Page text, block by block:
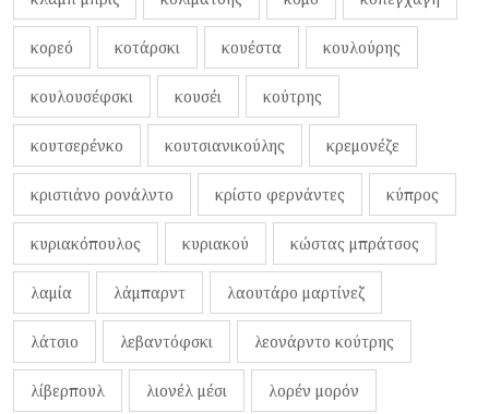
κορεό κοτάρσκι κουέστα κουλούρης
κουλουσέφσκι κουσέι κούτρης
κουτσερένκο κουτσιανικούλης κρεμονέζε
κριστιάνο ρονάλντο κρίστο φερνάντες κύπρος
κυριακόπουλος κυριακού κώστας μπράτσος
λαμία λάμπαρντ λαουτάρο μαρτίνεζ
λάτσιο λεβαντόφσκι λεονάρντο κούτρης
λίβερπουλ λιονέλ μέσι λορέν μορόν